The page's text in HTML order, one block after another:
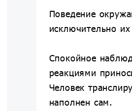
Поведение
исключительно
Спокойное
реакциями
Человек
наполнен сам.